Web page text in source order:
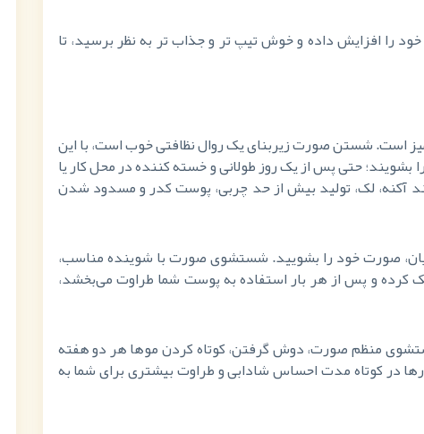
را افزایش داده و خوش تیپ تر و جذاب تر به نظر برسید، تا
است. شستن صورت زیربنای یک روال نظافتی خوب است، با این
حتی پس از یک روز طولانی و خسته کننده در محل کار یا
آکنه، لک، تولید بیش از حد چربی، پوست کدر و مسدود شدن
صورت خود را بشویید. شستشوی صورت با شوینده مناسب،
و پس از هر بار استفاده به پوست شما طراوت می‌بخشد،
منظم صورت، دوش گرفتن، کوتاه کردن موها هر دو هفته
در کوتاه مدت احساس شادابی و طراوت بیشتری برای شما به